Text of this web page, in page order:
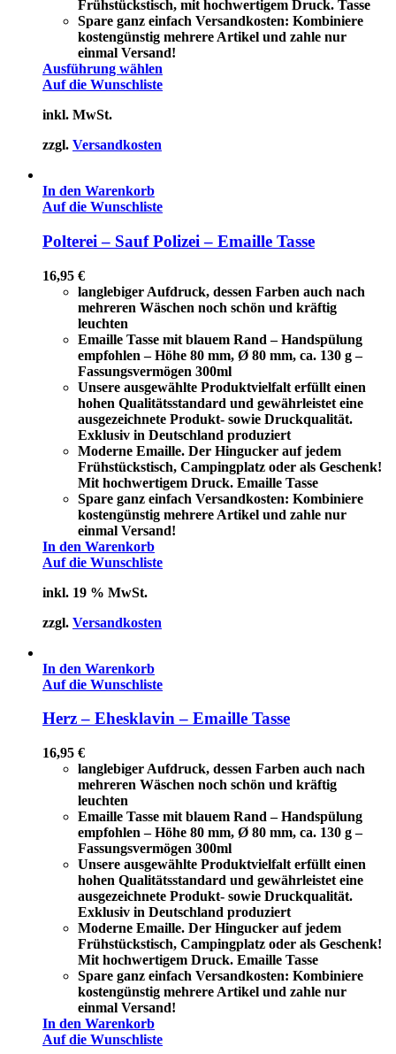
Frühstückstisch, mit hochwertigem Druck. Tasse
Spare ganz einfach Versandkosten: Kombiniere
kostengünstig mehrere Artikel und zahle nur
einmal Versand!
Ausführung wählen
Auf die Wunschliste
inkl. MwSt.
zzgl. Versandkosten
In den Warenkorb
Auf die Wunschliste
Polterei – Sauf Polizei – Emaille Tasse
16,95 €
langlebiger Aufdruck, dessen Farben auch nach
mehreren Wäschen noch schön und kräftig
leuchten
Emaille Tasse mit blauem Rand – Handspülung
empfohlen – Höhe 80 mm, Ø 80 mm, ca. 130 g –
Fassungsvermögen 300ml
Unsere ausgewählte Produktvielfalt erfüllt einen
hohen Qualitätsstandard und gewährleistet eine
ausgezeichnete Produkt- sowie Druckqualität.
Exklusiv in Deutschland produziert
Moderne Emaille. Der Hingucker auf jedem
Frühstückstisch, Campingplatz oder als Geschenk!
Mit hochwertigem Druck. Emaille Tasse
Spare ganz einfach Versandkosten: Kombiniere
kostengünstig mehrere Artikel und zahle nur
einmal Versand!
In den Warenkorb
Auf die Wunschliste
inkl. 19 % MwSt.
zzgl. Versandkosten
In den Warenkorb
Auf die Wunschliste
Herz – Ehesklavin – Emaille Tasse
16,95 €
langlebiger Aufdruck, dessen Farben auch nach
mehreren Wäschen noch schön und kräftig
leuchten
Emaille Tasse mit blauem Rand – Handspülung
empfohlen – Höhe 80 mm, Ø 80 mm, ca. 130 g –
Fassungsvermögen 300ml
Unsere ausgewählte Produktvielfalt erfüllt einen
hohen Qualitätsstandard und gewährleistet eine
ausgezeichnete Produkt- sowie Druckqualität.
Exklusiv in Deutschland produziert
Moderne Emaille. Der Hingucker auf jedem
Frühstückstisch, Campingplatz oder als Geschenk!
Mit hochwertigem Druck. Emaille Tasse
Spare ganz einfach Versandkosten: Kombiniere
kostengünstig mehrere Artikel und zahle nur
einmal Versand!
In den Warenkorb
Auf die Wunschliste